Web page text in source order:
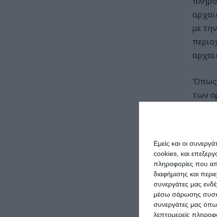
Εμείς και οι
cookies, και
πληροφορίες που
διαφήμισης και
συνεργάτες μας
μέσω σάρωσης
συνεργάτες μας
λεπτομερείς
με
Όπως
των
Αφού
στην
Όπως